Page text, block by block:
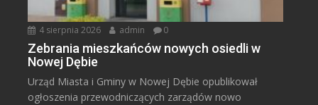
4 sierpnia 2026 admin 0
Zebrania mieszkańców nowych osiedli w
Nowej Dębie
Urząd Miasta i Gminy w Nowej Dębie opublikował
ogłoszenia przewodniczących zarządów nowo